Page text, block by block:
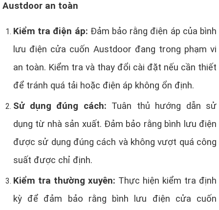
Austdoor an toàn
Kiểm tra điện áp: Đảm bảo rằng điện áp của bình
lưu điện cửa cuốn Austdoor đang trong phạm vi
an toàn. Kiểm tra và thay đổi cài đặt nếu cần thiết
để tránh quá tải hoặc điện áp không ổn định.
Sử dụng đúng cách: Tuân thủ hướng dẫn sử
dụng từ nhà sản xuất. Đảm bảo rằng bình lưu điện
được sử dụng đúng cách và không vượt quá công
suất được chỉ định.
Kiểm tra thường xuyên: Thực hiện kiểm tra định
kỳ để đảm bảo rằng bình lưu điện cửa cuốn